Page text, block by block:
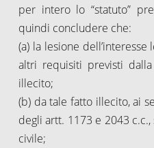
per intero lo “statuto”
quindi concludere che:
(a) la lesione
altri requisiti previsti
illecito;
(b) da tale fatto illecito, ai
degli artt. 1173 e 2043
civile;